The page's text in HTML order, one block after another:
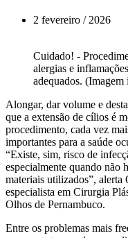
2 fevereiro / 2026
Cuidado! -
alergias e
adequados.
Alongar, dar volume e
que a extensão de cílios é
procedimento, cada vez
importantes para a saúde
“Existe, sim, risco de
especialmente quando não
materiais utilizados”,
especialista em Cirurgia
Olhos de Pernambuco.
Entre os problemas mais